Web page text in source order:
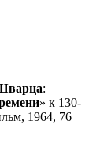
:
» к 130-
1964, 76